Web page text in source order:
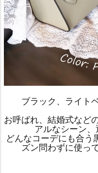
ブラック、ライト
お呼ばれ、結婚式など
アルなシーン、
どんなコーデにも合う
ズン問わずに使っ